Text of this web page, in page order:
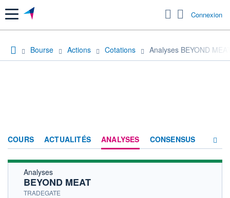
Menu Connexion
Bourse Actions Cotations Analyses BEYOND
COURS ACTUALITÉS ANALYSES CONSENSUS
Analyses
BEYOND MEAT
TRADEGATE